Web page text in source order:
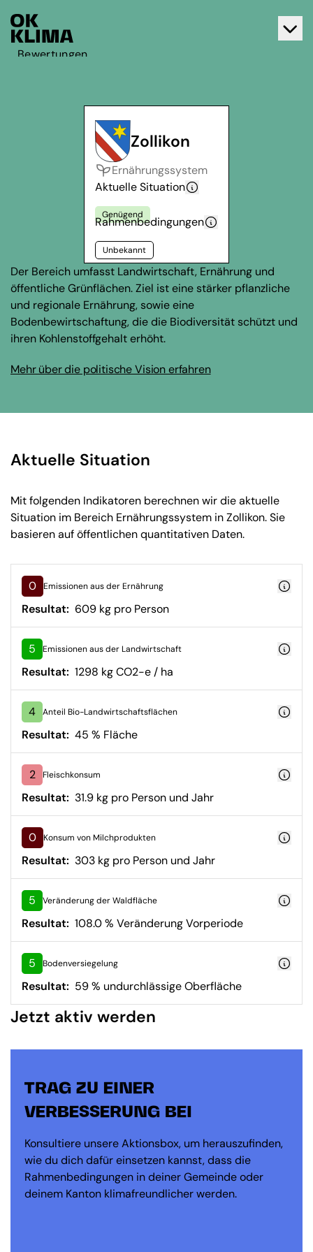
Bewertungen
Zollikon
Ernährungssystem
Aktuelle Situation
Genügend
Rahmenbedingungen
Unbekannt
Der Bereich umfasst Landwirtschaft, Ernährung und
öffentliche Grünflächen. Ziel ist eine stärker pflanzliche
und regionale Ernährung, sowie eine
Bodenbewirtschaftung, die die Biodiversität schützt und
ihren Kohlenstoffgehalt erhöht.
Mehr über die politische Vision erfahren
Aktuelle Situation
Mit folgenden Indikatoren berechnen wir die aktuelle
Situation im Bereich Ernährungssystem in Zollikon. Sie
basieren auf öffentlichen quantitativen Daten.
0 Emissionen aus der Ernährung
Resultat: 609 kg pro Person
5 Emissionen aus der Landwirtschaft
Resultat: 1298 kg CO2-e / ha
4 Anteil Bio-Landwirtschaftsflächen
Resultat: 45 % Fläche
2 Fleischkonsum
Resultat: 31.9 kg pro Person und Jahr
0 Konsum von Milchprodukten
Resultat: 303 kg pro Person und Jahr
5 Veränderung der Waldfläche
Resultat: 108.0 % Veränderung Vorperiode
5 Bodenversiegelung
Resultat: 59 % undurchlässige Oberfläche
Jetzt aktiv werden
TRAG ZU EINER
VERBESSERUNG BEI
Konsultiere unsere Aktionsbox, um herauszufinden,
wie du dich dafür einsetzen kannst, dass die
Rahmenbedingungen in deiner Gemeinde oder
deinem Kanton klimafreundlicher werden.